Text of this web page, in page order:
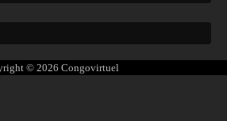
© 2026 Congovirtuel